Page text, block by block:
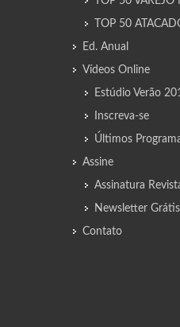
TOP 50
Ed. Anual
Vídeos Online
Estúdio Verão
Inscreva-se
Últimos
Assine
Assinatura
Newsletter Grátis
Contato